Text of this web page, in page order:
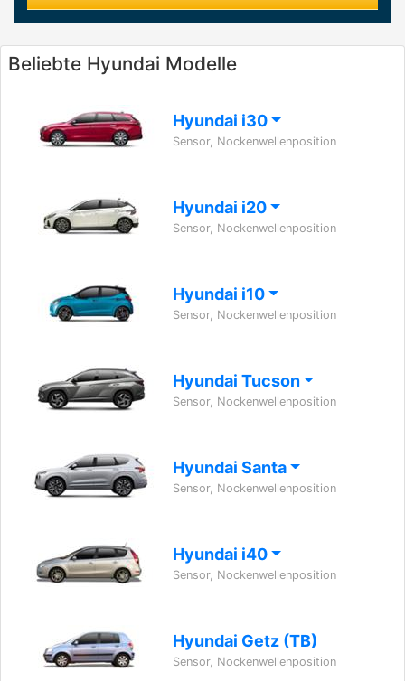
Beliebte Hyundai Modelle
Hyundai i30
Sensor, Nockenwellenposition
Hyundai i20
Sensor, Nockenwellenposition
Hyundai i10
Sensor, Nockenwellenposition
Hyundai Tucson
Sensor, Nockenwellenposition
Hyundai Santa
Sensor, Nockenwellenposition
Hyundai i40
Sensor, Nockenwellenposition
Hyundai Getz (TB)
Sensor, Nockenwellenposition